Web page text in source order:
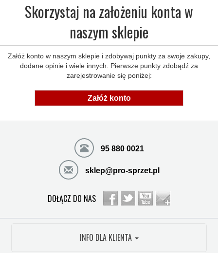
Skorzystaj na założeniu konta w
naszym sklepie
Załóż konto w naszym sklepie i zdobywaj punkty za swoje zakupy,
dodane opinie i wiele innych. Pierwsze punkty zdobądź za
zarejestrowanie się poniżej:
Załóż konto
95 880 0021
sklep@pro-sprzet.pl
DOŁĄCZ DO NAS
INFO DLA KLIENTA